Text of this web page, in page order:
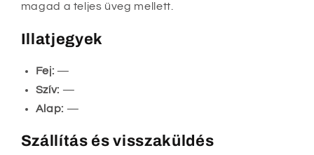
magad a teljes üveg mellett.
Illatjegyek
Fej: —
Szív: —
Alap: —
Szállítás és visszaküldés